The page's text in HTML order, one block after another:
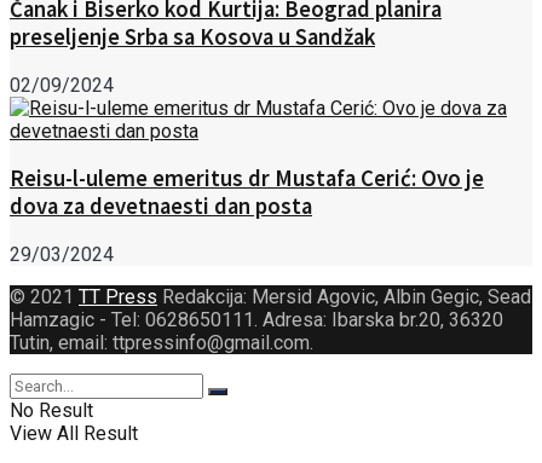
Čanak i Biserko kod Kurtija: Beograd planira
preseljenje Srba sa Kosova u Sandžak
02/09/2024
Reisu-l-uleme emeritus dr Mustafa Cerić: Ovo je
dova za devetnaesti dan posta
29/03/2024
© 2021 TT Press Redakcija: Mersid Agovic, Albin Gegic, Sead
Hamzagic - Tel: 0628650111. Adresa: Ibarska br.20, 36320
Tutin, email: ttpressinfo@gmail.com.
No Result
View All Result